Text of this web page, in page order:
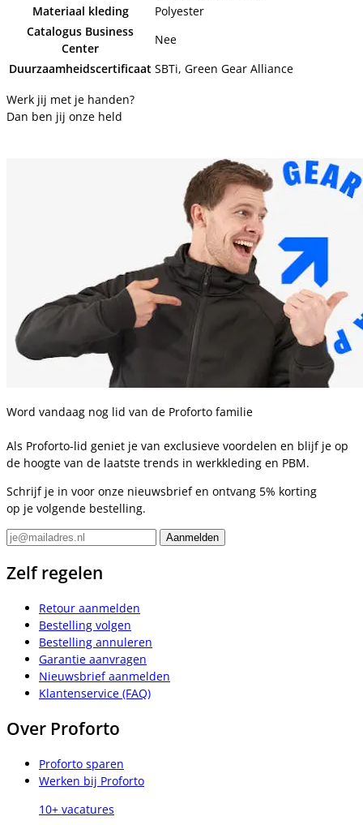
Materiaal kleding
Polyester
Catalogus Business
Center
Nee
Duurzaamheidscertificaat SBTi, Green Gear Alliance
Werk jij met je handen?
Dan ben jij onze held
Word vandaag nog lid van de Proforto familie
Als Proforto-lid geniet je van exclusieve voordelen en blijf je op
de hoogte van de laatste trends in werkkleding en PBM.
Schrijf je in voor onze nieuwsbrief en ontvang 5% korting
op je volgende bestelling.
Zelf regelen
Retour aanmelden
Bestelling volgen
Bestelling annuleren
Garantie aanvragen
Nieuwsbrief aanmelden
Klantenservice (FAQ)
Over Proforto
Proforto sparen
Werken bij Proforto
10+ vacatures